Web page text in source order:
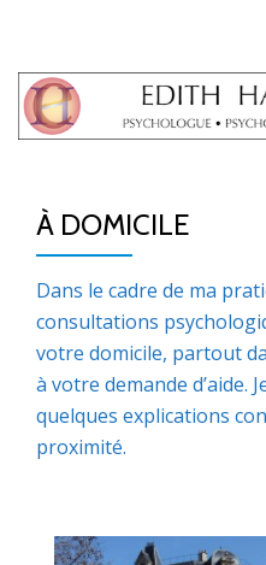
Aller
À DOMICILE
Dans le cadre de ma
consultations
votre domicile, partout
à votre demande d’aide.
quelques explications
proximité.